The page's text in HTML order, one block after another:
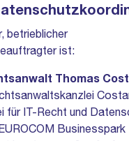
betrieblicher
ist:
Thomas
für IT-Recht und
Businesspark